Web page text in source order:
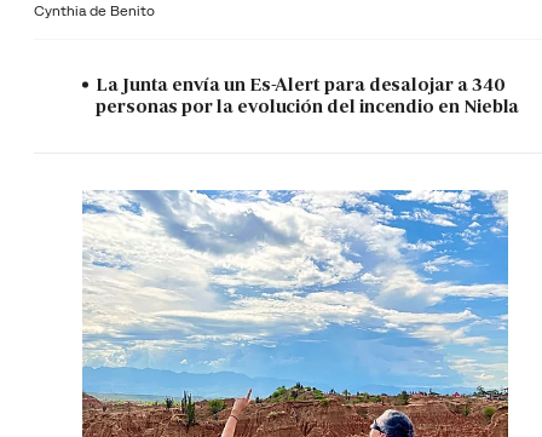
Cynthia de Benito
La Junta envía un Es-Alert para desalojar a 340
personas por la evolución del incendio en Niebla